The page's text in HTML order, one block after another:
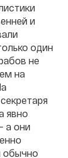
и
один
не
на
явно
а они
обычно